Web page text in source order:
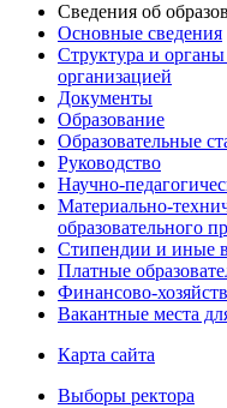
Сведения об
Основные сведения
Структура и органы
организацией
Документы
Образование
Образовательные
Руководство
Научно-
Материально-
образовательного
Стипендии и иные
Платные
Финансово-
Вакантные места
Карта сайта
Выборы ректора